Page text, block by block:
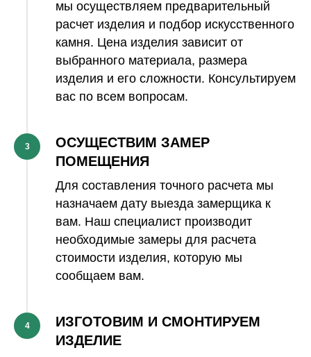
мы осуществляем предварительный
расчет изделия и подбор искусственного
камня. Цена изделия зависит от
выбранного материала, размера
изделия и его сложности. Консультируем
вас по всем вопросам.
3
ОСУЩЕСТВИМ ЗАМЕР
ПОМЕЩЕНИЯ
Для составления точного расчета мы
назначаем дату выезда замерщика к
вам. Наш специалист производит
необходимые замеры для расчета
стоимости изделия, которую мы
сообщаем вам.
4
ИЗГОТОВИМ И СМОНТИРУЕМ
ИЗДЕЛИЕ